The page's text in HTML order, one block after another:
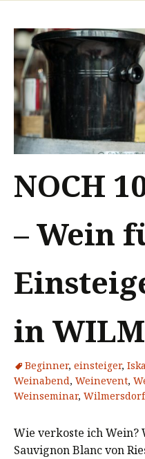
NOCH
– Wein
in
Beginner, einsteiger,
Weinabend, Weinevent,
Weinseminar, Wilmersdorf
Wie verkoste ich Wein?
Sauvignon Blanc von